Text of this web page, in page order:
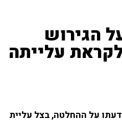
הגירוש
עלייתה
על ההחלטה, בצל עליית